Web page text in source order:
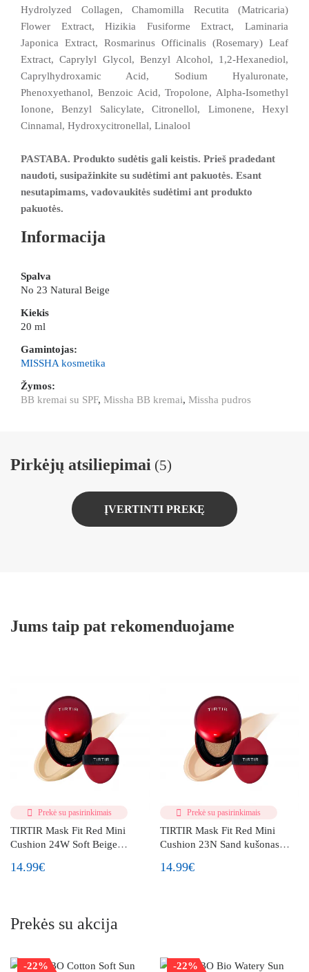
Hydrolyzed Collagen, Chamomilla Recutita (Matricaria)
Flower Extract, Hizikia Fusiforme Extract, Laminaria
Japonica Extract, Rosmarinus Officinalis (Rosemary) Leaf
Extract, Caprylyl Glycol, Benzyl Alcohol, 1,2-Hexanediol,
Caprylhydroxamic Acid, Sodium Hyaluronate,
Phenoxyethanol, Benzoic Acid, Tropolone, Alpha-Isomethyl
Ionone, Benzyl Salicylate, Citronellol, Limonene, Hexyl
Cinnamal, Hydroxycitronellal, Linalool
PASTABA. Produkto sudėtis gali keistis. Prieš pradedant
naudoti, susipažinkite su sudėtimi ant pakuotės. Esant
nesutapimams, vadovaukitės sudėtimi ant produkto
pakuotės.
Informacija
Spalva
No 23 Natural Beige
Kiekis
20 ml
Gamintojas:
MISSHA kosmetika
Žymos:
BB kremai su SPF, Missha BB kremai, Missha pudros
Pirkėjų atsiliepimai (5)
ĮVERTINTI PREKĘ
Jums taip pat rekomenduojame
Prekė su pasirinkimais
TIRTIR Mask Fit Red Mini
Cushion 24W Soft Beige
14.99€
Prekė su pasirinkimais
TIRTIR Mask Fit Red Mini
Cushion 23N Sand kušonas
14.99€
Prekės su akcija
-22% -22%